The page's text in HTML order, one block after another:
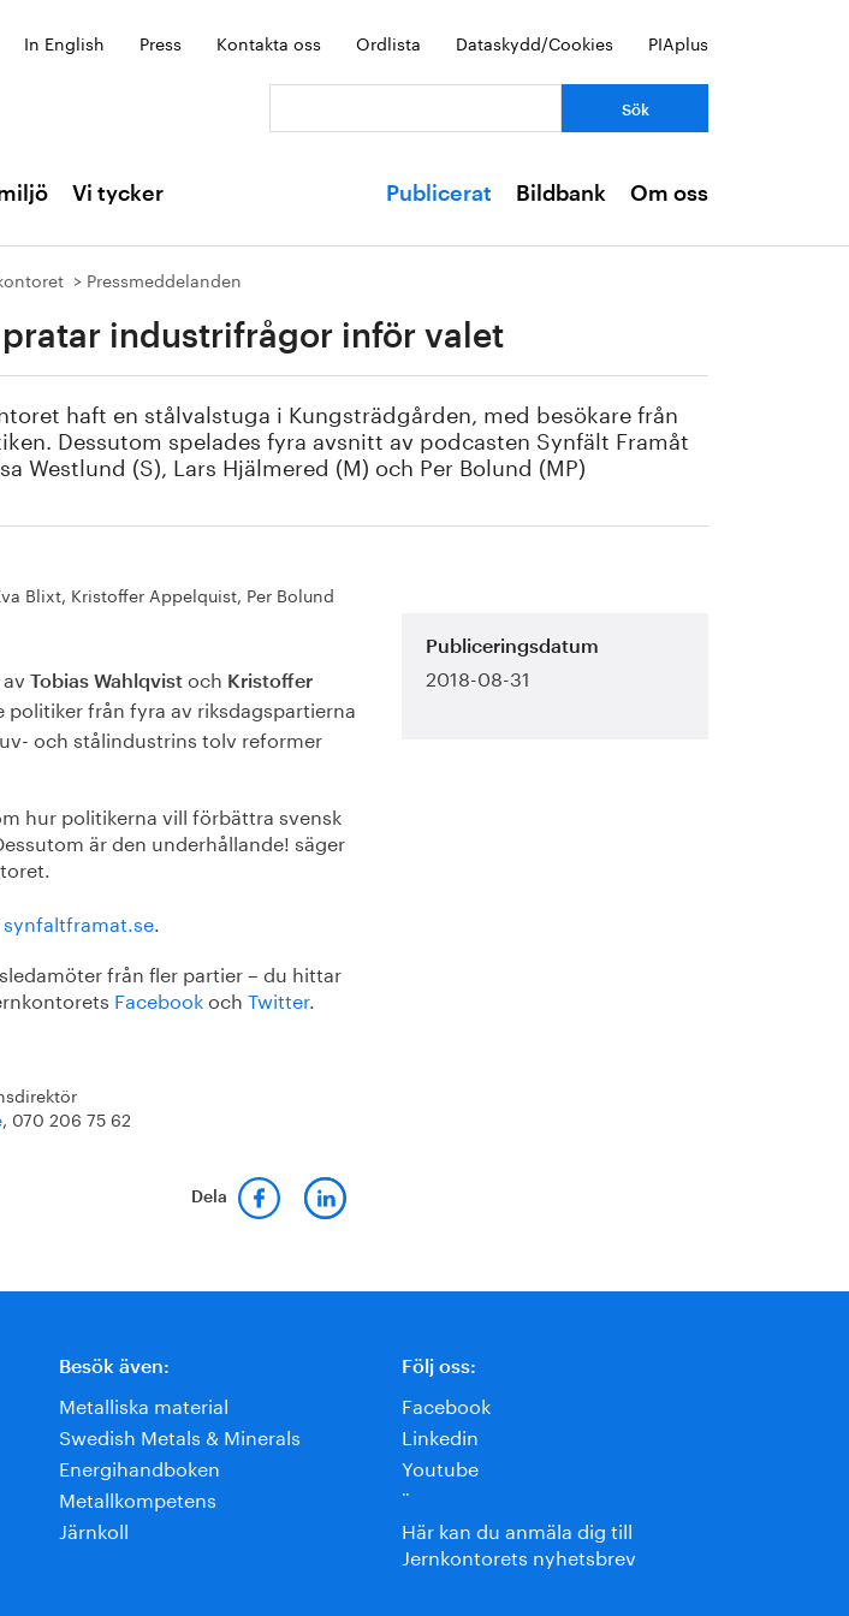
In English Press Kontakta oss Ordlista Dataskydd/Cookies PIAplus
Vi tycker Publicerat Bildbank Om oss
Pressmeddelanden
industrifrågor inför valet
haft en stålvalstuga i Kungsträdgården, med besökare från
Dessutom spelades fyra avsnitt av podcasten Synfält Framåt
Westlund (S), Lars Hjälmered (M) och Per Bolund (MP)
Blixt, Kristoffer Appelquist, Per Bolund
Tobias Wahlqvist och Kristoffer
politiker från fyra av riksdagspartierna
och stålindustrins tolv reformer
hur politikerna vill förbättra svensk
är den underhållande! säger
synfaltframat.se.
från fler partier – du hittar
Facebookoch Twitter.
, 070 206 75 62
Dela
Publiceringsdatum
2018-08-31
Besök även:
Metalliska material
Swedish Metals & Minerals
Energihandboken
Metallkompetens
Järnkoll
Följ oss:
Facebook
Linkedin
Youtube
¨
Här kan du anmäla dig till
Jernkontorets nyhetsbrev